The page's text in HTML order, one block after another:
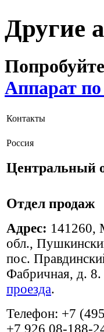
Другие
Аппарат
Контакты
Россия
Центральный
Отдел продаж
Адреc: 141260,
обл.,
пос.
Фабричная, д. 8.
проезда.
Телефон: +7
+7 926 08-188-